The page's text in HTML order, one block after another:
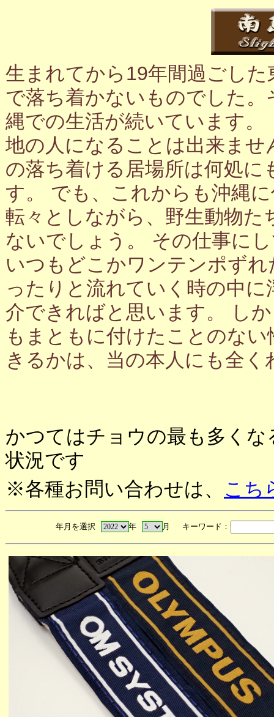
生まれてから19年間過ごし
で落ち着かないものでした
縄での生活が続いています
地の人になることは出来ま
の落ち着ける居場所は何処
す。 でも、これからも沖縄
転々としながら、野生動物
ないでしょう。 その仕事に
いつもどこかワンテンポず
ったりと流れていく時の中
介できればと思います。 し
もまともに付けたことのな
きるかは、当の本人にも全く
かつてはチョウの最も多く
状況です
※各種お問い合わせは、 こち
年月を選択 年 月 キーワード：